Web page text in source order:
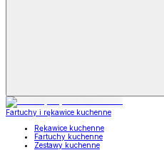
Fartuchy i rękawice kuchenne
Rękawice kuchenne
Fartuchy kuchenne
Zestawy kuchenne